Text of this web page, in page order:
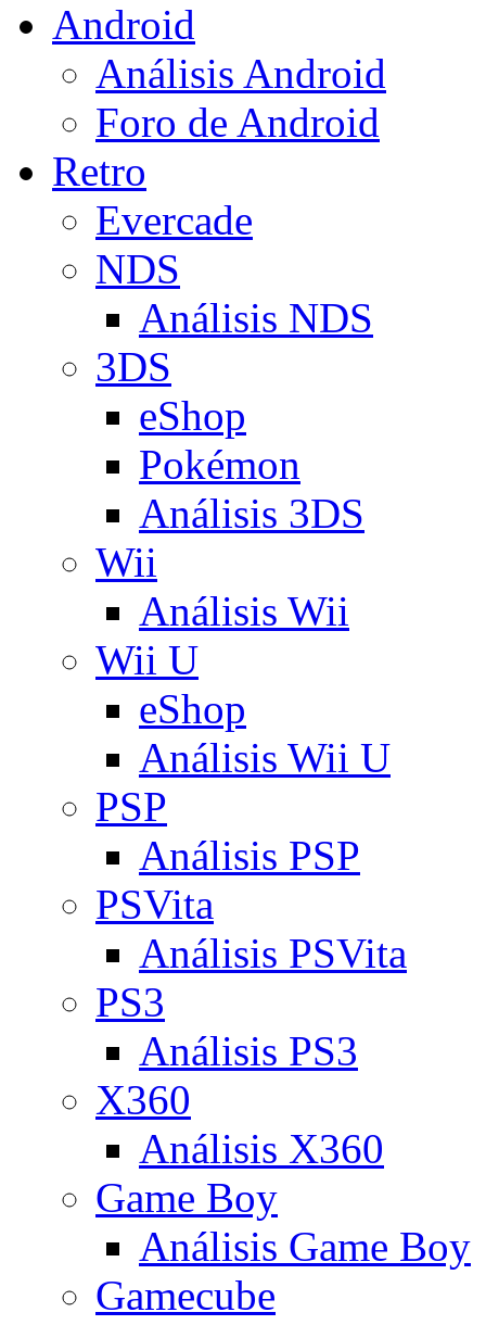
Android
Análisis Android
Foro de Android
Retro
Evercade
NDS
Análisis NDS
3DS
eShop
Pokémon
Análisis 3DS
Wii
Análisis Wii
Wii U
eShop
Análisis Wii U
PSP
Análisis PSP
PSVita
Análisis PSVita
PS3
Análisis PS3
X360
Análisis X360
Game Boy
Análisis Game Boy
Gamecube